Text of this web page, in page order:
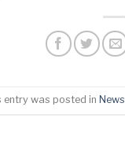
entry was posted in News